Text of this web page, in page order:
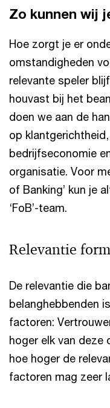
Zo kunnen wij
Hoe zorgt je er
omstandigheden
relevante speler
houvast bij het
doen we aan de
op
bedrijfseconomie
organisatie. Voor
of Banking’ kun je
‘FoB’-team.
Relevantie
De relevantie die
belanghebbenden
factoren:
hoger elk van
hoe hoger de
factoren mag zeer